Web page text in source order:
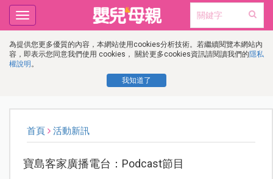
為提供您更多優質的內容，本網站使用cookies分析技術。若繼續閱覽本網站內
容，即表示您同意我們使用 cookies， 關於更多cookies資訊請閱讀我們的隱私
權說明 。
我知道了
Toggle
navigation
首頁 活動新訊
寶島客家廣播電台：Podcast節目